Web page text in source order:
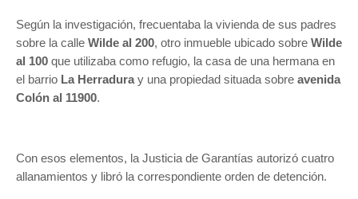
Según la investigación, frecuentaba la vivienda de sus padres
sobre la calle Wilde al 200, otro inmueble ubicado sobre Wilde
al 100 que utilizaba como refugio, la casa de una hermana en
el barrio La Herraduray una propiedad situada sobre avenida
Colón al 11900.
Con esos elementos, la Justicia de Garantías autorizó cuatro
allanamientos y libró la correspondiente orden de detención.